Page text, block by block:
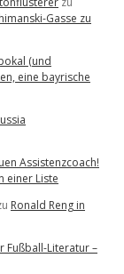
Gasse zu
(und
eine bayrische
Assistenzcoach!
einer Liste
Ronald Reng in
Fußball-Literatur –